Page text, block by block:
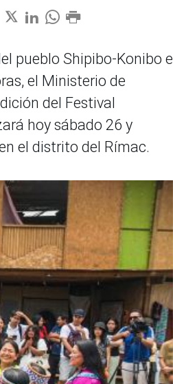
pueblo Shipibo-Konibo e
el Ministerio de
del Festival
hoy sábado 26 y
el distrito del Rímac.